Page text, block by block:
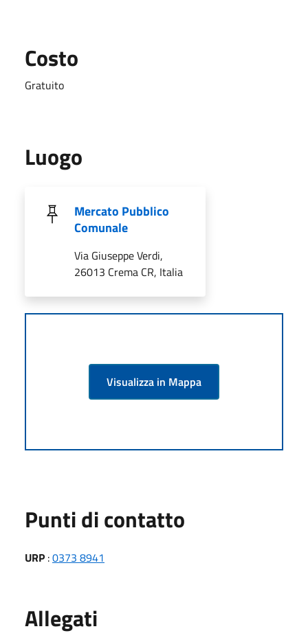
Costo
Gratuito
Luogo
Mercato Pubblico
Comunale
Via Giuseppe Verdi,
26013 Crema CR, Italia
Visualizza in Mappa
Punti di contatto
URP :0373 8941
Allegati